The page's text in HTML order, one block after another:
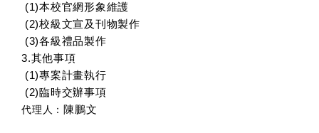
(1)本校官網形象維護
(2)校級文宣及刊物製作
(3)各級禮品製作
3.其他事項
(1)專案計畫執行
(2)臨時交辦事項
代理人： 陳鵬文